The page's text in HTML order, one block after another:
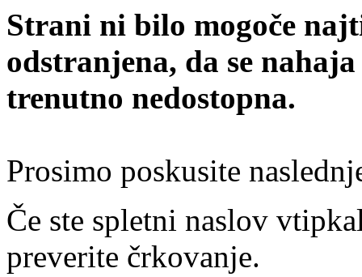
Strani ni bilo mogoče
odstranjena, da se
trenutno nedostopna.
Prosimo poskusite
Če ste spletni naslov
preverite črkovanje.